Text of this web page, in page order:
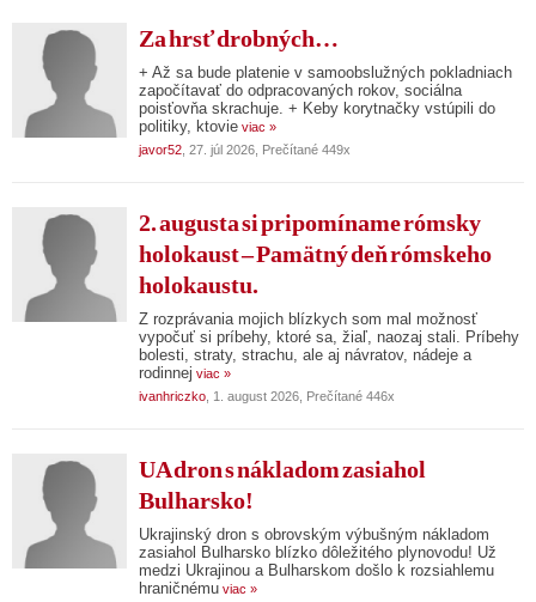
Za hrsť drobných…
+ Až sa bude platenie v samoobslužných pokladniach
započítavať do odpracovaných rokov, sociálna
poisťovňa skrachuje. + Keby korytnačky vstúpili do
politiky, ktovie viac »
javor52 , 27. júl 2026, Prečítané 449x
2. augusta si pripomíname rómsky
holokaust – Pamätný deň rómskeho
holokaustu.
Z rozprávania mojich blízkych som mal možnosť
vypočuť si príbehy, ktoré sa, žiaľ, naozaj stali. Príbehy
bolesti, straty, strachu, ale aj návratov, nádeje a
rodinnej viac »
ivanhriczko , 1. august 2026, Prečítané 446x
UA dron s nákladom zasiahol
Bulharsko!
Ukrajinský dron s obrovským výbušným nákladom
zasiahol Bulharsko blízko dôležitého plynovodu! Už
medzi Ukrajinou a Bulharskom došlo k rozsiahlemu
hraničnému viac »